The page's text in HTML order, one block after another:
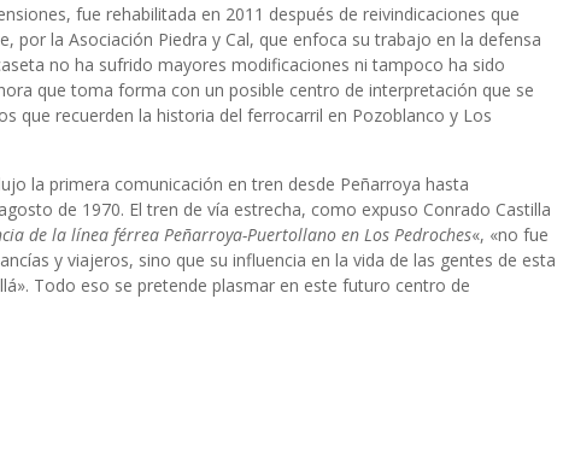
fue rehabilitada en 2011 después de reivindicaciones que
por la Asociación Piedra y Cal, que enfoca su trabajo en la defensa
no ha sufrido mayores modificaciones ni tampoco ha sido
que toma forma con un posible centro de interpretación que se
que recuerden la historia del ferrocarril en Pozoblanco y Los
la primera comunicación en tren desde Peñarroya hasta
de 1970. El tren de vía estrecha, como expuso Conrado Castilla
de la línea férrea Peñarroya-Puertollano en Los Pedroches«, «no fue
y viajeros, sino que su influencia en la vida de las gentes de esta
Todo eso se pretende plasmar en este futuro centro de